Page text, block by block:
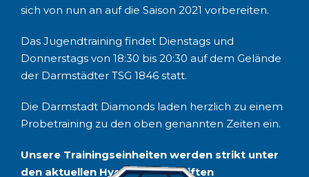
sich von nun an auf die Saison 2021 vorbereiten.
Das Jugendtraining findet Dienstags und
Donnerstags von 18:30 bis 20:30 auf dem Gelände
der Darmstädter TSG 1846 statt.
Die Darmstadt Diamonds laden herzlich zu einem
Probetraining zu den oben genannten Zeiten ein.
Unsere Trainingseinheiten werden strikt unter
den aktuellen Hygienevorschriften